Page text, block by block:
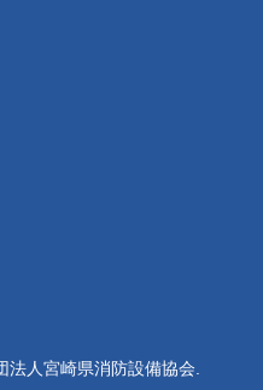
人宮崎県消防設備協会.